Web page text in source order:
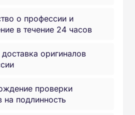
о профессии и
в течение 24 часов
доставка оригиналов
проверки
на подлинность